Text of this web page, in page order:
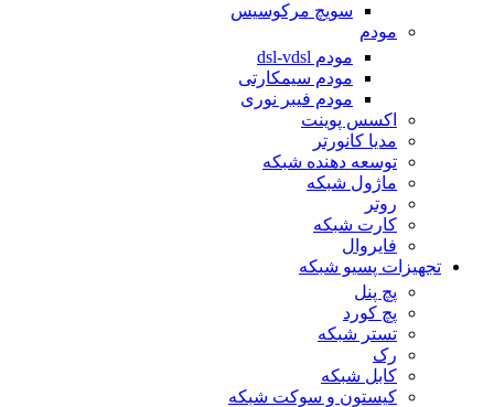
سویچ مرکوسیس
مودم
مودم dsl-vdsl
مودم سیمکارتی
مودم فیبر نوری
اکسس پوینت
مدیا کانورتر
توسعه دهنده شبکه
ماژول شبکه
روتر
کارت شبکه
فایروال
تجهیزات پسیو شبکه
پچ پنل
پچ کورد
تستر شبکه
رک
کابل شبکه
کیستون و سوکت شبکه